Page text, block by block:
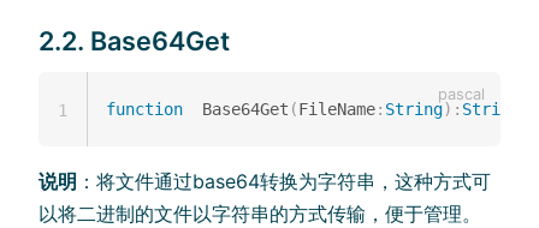
2.2. Base64Get
function
  Base64Get
(FileName: String) : String
1
说明 ：将文件通过base64转换为字符串，这种方式可
以将二进制的文件以字符串的方式传输，便于管理。